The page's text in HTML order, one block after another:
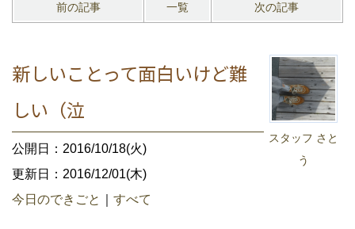
前の記事 一覧 次の記事
スタッフ さと
う
新しいことって面白いけど難
しい（泣
公開日：2016/10/18(火)
更新日：2016/12/01(木)
今日のできごと
すべて